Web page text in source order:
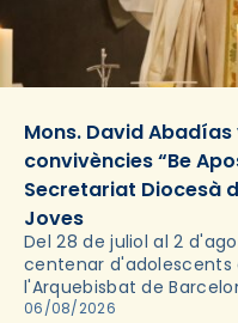
Mons. David
convivències “Be
Secretariat Diocesà
Joves
Del 28 de juliol al 2
centenar d'adolescents
l'Arquebisbat de
les convivències Be
06/08/2026